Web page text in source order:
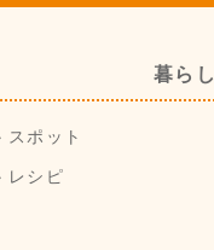
暮らし
スポット
レシピ